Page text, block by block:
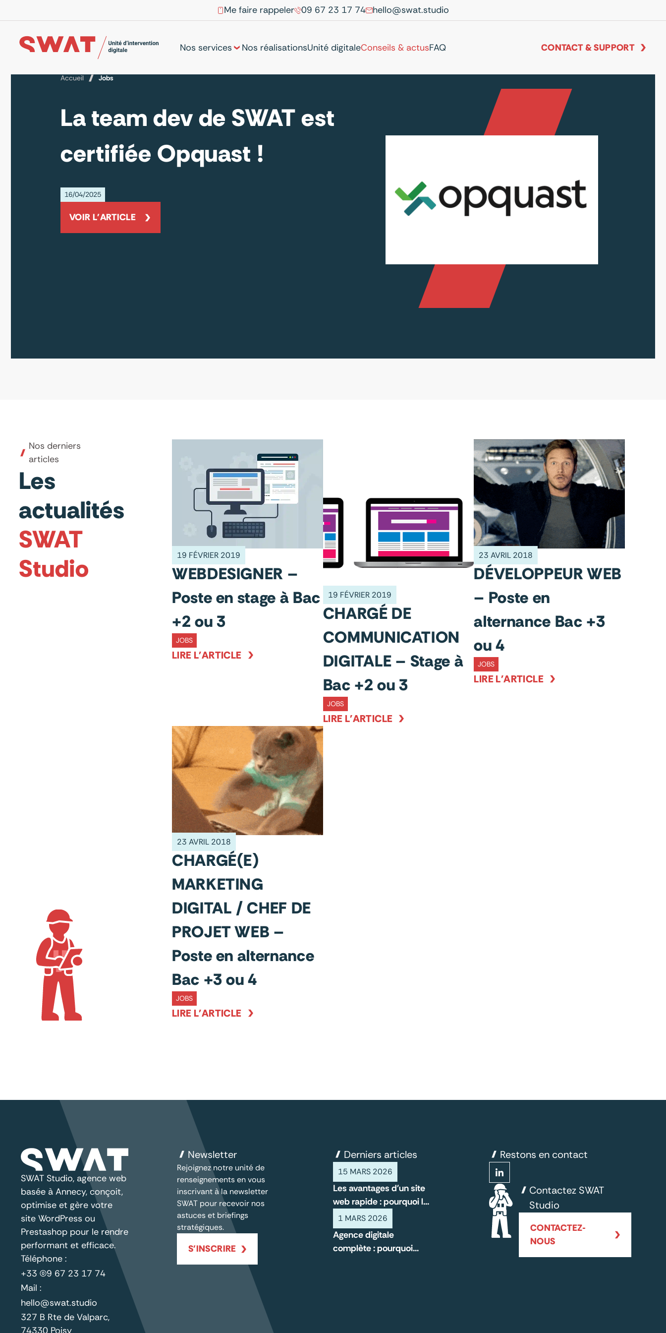
Me faire rappeler 09 67 23 17 74 hello@swat.studio
Nos services Nos réalisationsUnité digitaleConseils & actusFAQ CONTACT & SUPPORT
Accueil Jobs
La team dev de SWAT est
certifiée Opquast !
16/04/2025
VOIR L'ARTICLE
Nos derniers
articles
Les
actualités
SWAT
Studio
19 FÉVRIER 2019
WEBDESIGNER –
Poste en stage à Bac
+2 ou 3
JOBS
LIRE L'ARTICLE
19 FÉVRIER 2019
CHARGÉ DE
COMMUNICATION
DIGITALE – Stage à
Bac +2 ou 3
JOBS
LIRE L'ARTICLE
23 AVRIL 2018
DÉVELOPPEUR WEB
– Poste en
alternance Bac +3
ou 4
JOBS
LIRE L'ARTICLE
23 AVRIL 2018
CHARGÉ(E)
MARKETING
DIGITAL / CHEF DE
PROJET WEB –
Poste en alternance
Bac +3 ou 4
JOBS
LIRE L'ARTICLE
SWAT Studio, agence web
basée à Annecy, conçoit,
optimise et gère votre
site WordPress ou
Prestashop pour le rendre
performant et efficace.
Téléphone :
+33 (0)9 67 23 17 74
Mail :
hello@swat.studio
327 B Rte de Valparc,
74330 Poisy
Newsletter
Rejoignez notre unité de
renseignements en vous
inscrivant à la newsletter
SWAT pour recevoir nos
astuces et briefings
stratégiques.
S'INSCRIRE
Derniers articles
15 MARS 2026
Les avantages d'un site
web rapide : pourquoi la
vitesse compte pour
votre entreprise
1 MARS 2026
Agence digitale
complète : pourquoi
Restons en contact
Contactez SWAT
Studio
CONTACTEZ-
NOUS